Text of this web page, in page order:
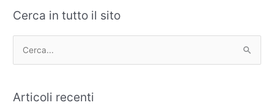
Cerca in tutto il sito
c
Articoli recenti
C
e
o
A
h
v